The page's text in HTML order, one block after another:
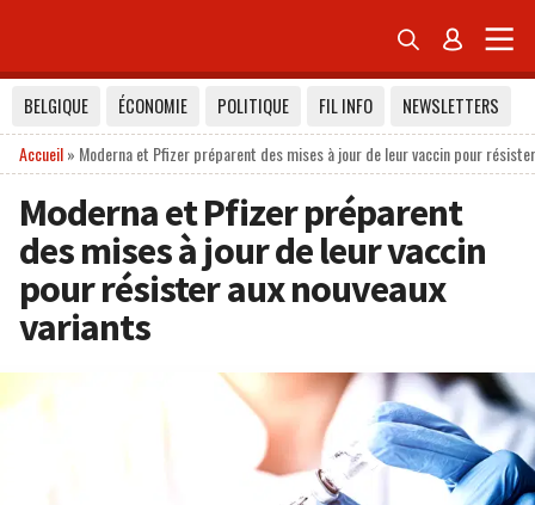
 
BELGIQUE ÉCONOMIE POLITIQUE FIL INFO
NEWSLETTERS
Accueil» Moderna et Pfizer préparent des mises à jour de leur vaccin pour
Moderna et Pfizer préparent
des mises à jour de leur vaccin
pour résister aux nouveaux
variants